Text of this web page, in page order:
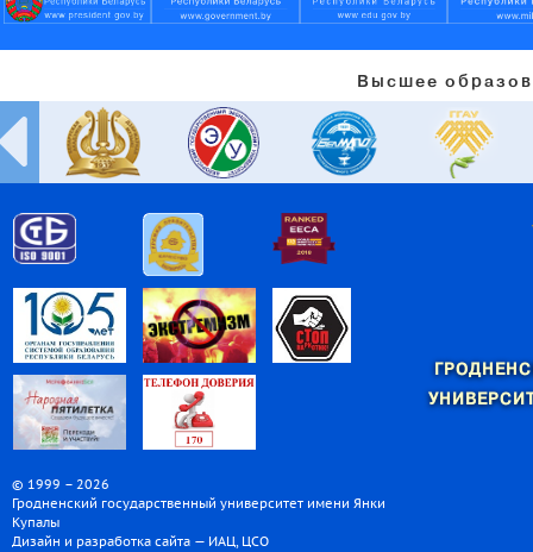
Высшее
© 1999 – 2026
Гродненский государственный университет имени Янки
Купалы
Дизайн и разработка сайта — ИАЦ, ЦСО